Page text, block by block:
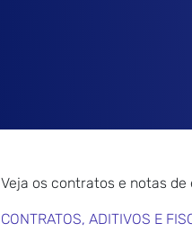
Veja os contratos e notas de
CONTRATOS, ADITIVOS E